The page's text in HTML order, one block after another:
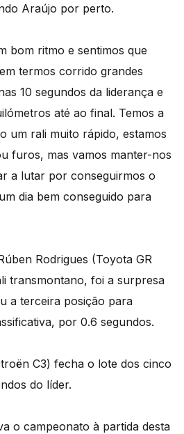
Araújo por perto.
bom ritmo e sentimos que
termos corrido grandes
10 segundos da liderança e
até ao final. Temos a
um rali muito rápido, estamos
furos, mas vamos manter-nos
a lutar por conseguirmos o
dia bem conseguido para
Rodrigues (Toyota GR
transmontano, foi a surpresa
a terceira posição para
por 0.6 segundos.
C3) fecha o lote dos cinco
do líder.
o campeonato à partida desta